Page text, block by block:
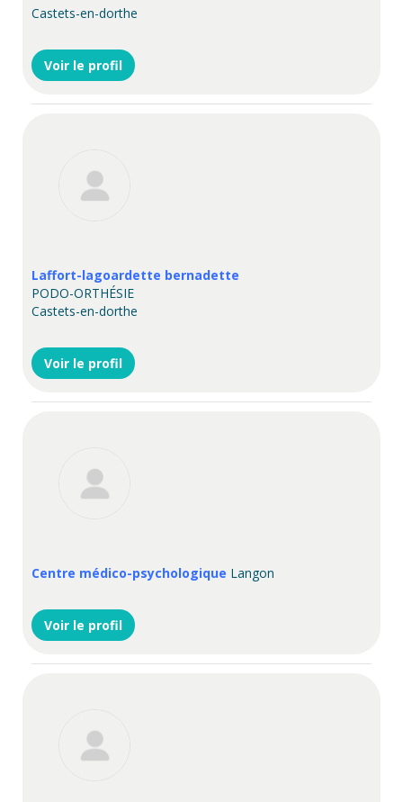
Castets-en-dorthe
Voir le profil
Laffort-lagoardette bernadette
PODO-ORTHÉSIE
Castets-en-dorthe
Voir le profil
Centre médico-psychologique Langon
Voir le profil